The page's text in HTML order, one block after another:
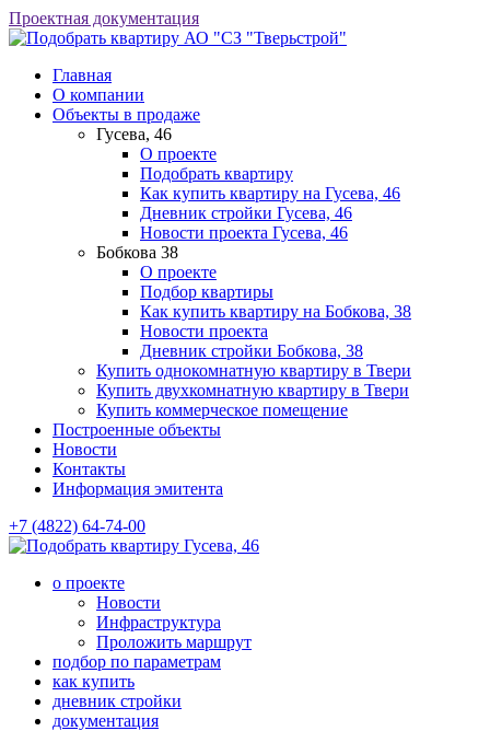
Проектная документация
АО "СЗ "Тверьстрой"
Главная
О компании
Объекты в продаже
Гусева, 46
О проекте
Подобрать квартиру
Как купить квартиру на Гусева, 46
Дневник стройки Гусева, 46
Новости проекта Гусева, 46
Бобкова 38
О проекте
Подбор квартиры
Как купить квартиру на Бобкова, 38
Новости проекта
Дневник стройки Бобкова, 38
Купить однокомнатную квартиру в Твери
Купить двухкомнатную квартиру в Твери
Купить коммерческое помещение
Построенные объекты
Новости
Контакты
Информация эмитента
+7 (4822) 64-74-00
Гусева, 46
о проекте
Новости
Инфраструктура
Проложить маршрут
подбор по параметрам
как купить
дневник стройки
документация